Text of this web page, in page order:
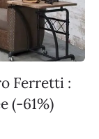
Ferretti :
(-61%)